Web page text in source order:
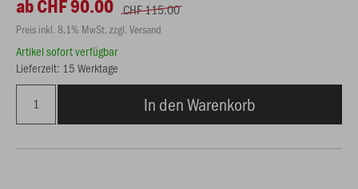
ab CHF 90.00 CHF 115.00
Preis inkl. 8.1% MwSt. zzgl. Versand
Artikel sofort verfügbar
Lieferzeit: 15 Werktage
In den Warenkorb